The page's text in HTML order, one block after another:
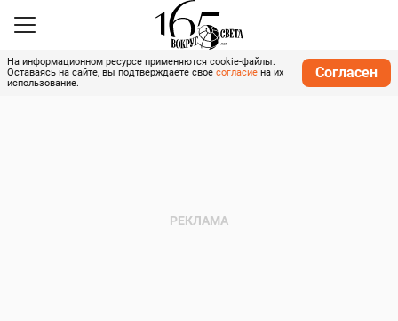
На информационном ресурсе применяются cookie-файлы.
Оставаясь на сайте, вы подтверждаете свое согласие на их
использование.
Согласен